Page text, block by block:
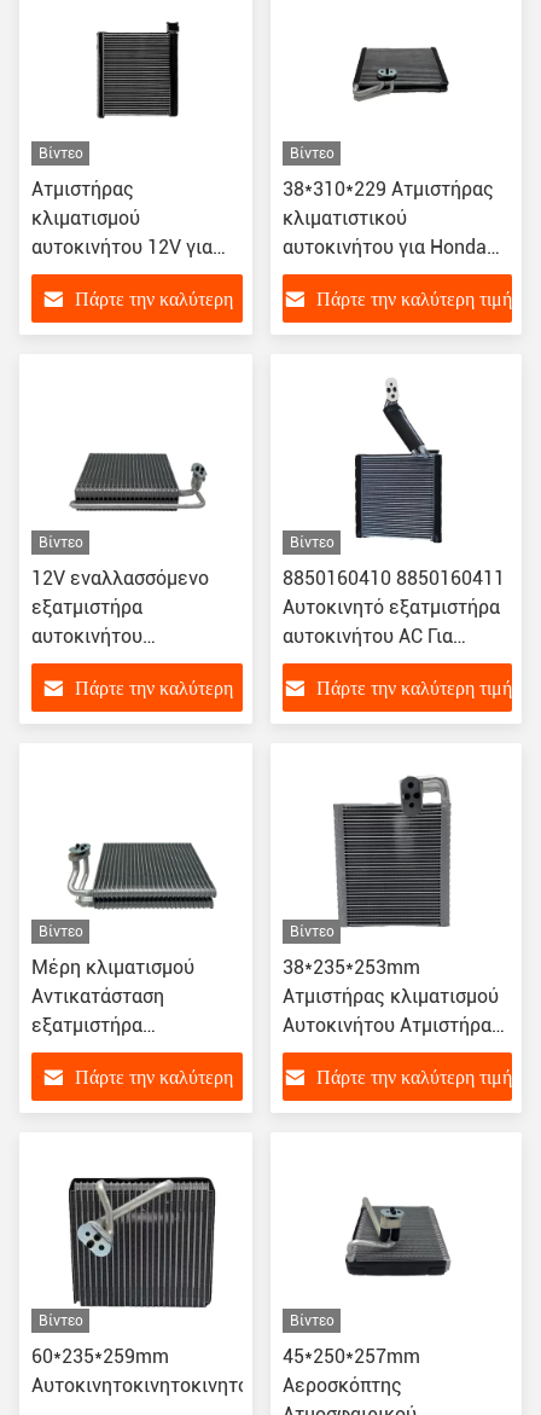
Βίντεο
Ατμιστήρας
κλιματισμού
αυτοκινήτου 12V για
αυτοκίνητο
Πάρτε την καλύτερη
Βίντεο
38*310*229 Ατμιστήρας
κλιματιστικού
αυτοκινήτου για Honda
Civic 2016
Πάρτε την καλύτερη τιμή
Βίντεο
12V εναλλασσόμενο
εξατμιστήρα
αυτοκινήτου
κλιματιστικό
εξατμιστήρα
αυτοκινήτου Για BMW
Πάρτε την καλύτερη
Βίντεο
8850160410 8850160411
Αυτοκινητό εξατμιστήρα
αυτοκινήτου AC Για
Toyota AVANZA
Πάρτε την καλύτερη τιμή
Βίντεο
Μέρη κλιματισμού
Αντικατάσταση
εξατμιστήρα
αυτοκινήτου για Buick
GL8
Πάρτε την καλύτερη
Βίντεο
38*235*253mm
Ατμιστήρας κλιματισμού
Αυτοκινήτου Ατμιστήρας
AC Για Peugeot 408 4008
Πάρτε την καλύτερη τιμή
Βίντεο
60*235*259mm
Βίντεο
45*250*257mm
Αεροσκόπτης